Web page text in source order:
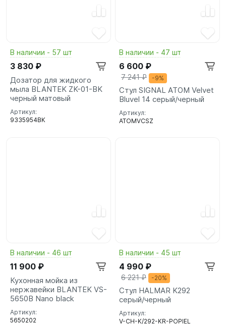
В наличии - 57 шт
3 830 ₽
Дозатор для жидкого
мыла BLANTEK ZK-01-BK
черный матовый
Артикул:
9335954BK
В наличии - 47 шт
6 600 ₽
7 241 ₽ -9%
Стул SIGNAL ATOM Velvet
Bluvel 14 серый/черный
Артикул:
ATOMVCSZ
В наличии - 46 шт
11 900 ₽
Кухонная мойка из
нержавейки BLANTEK VS-
5650B Nano black
Артикул:
5650202
В наличии - 45 шт
4 990 ₽
6 221 ₽ -20%
Стул HALMAR K292
серый/черный
Артикул:
V-CH-K/292-KR-POPIEL